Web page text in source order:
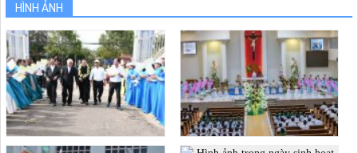
HÌNH ẢNH